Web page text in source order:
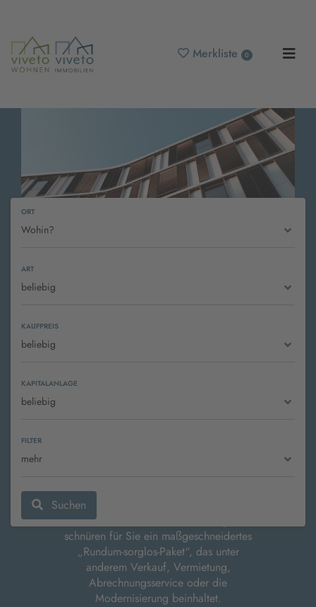
Merkliste 0
und Vogtland. Wir verkaufen, vermieten
bietet Ihnen einen individuellen Service
und ein umfangreiches Fachwissen rund
um die Immobilien-Bewirtschaftung. Wir
schnüren für Sie ein maßgeschneidertes
„Rundum-sorglos-Paket“, das unter
anderem Verkauf, Vermietung,
Abrechnungsservice oder die
Modernisierung beinhaltet.
ORT
Wohin?
ART
beliebig
KAUFPREIS
beliebig
KAPITALANLAGE
beliebig
FILTER
mehr
Suchen